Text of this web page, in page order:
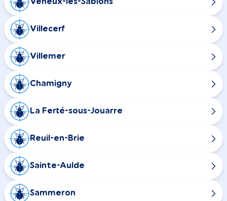
Villecerf
Villemer
Chamigny
La Ferté-sous-Jouarre
Reuil-en-Brie
Sainte-Aulde
Sammeron